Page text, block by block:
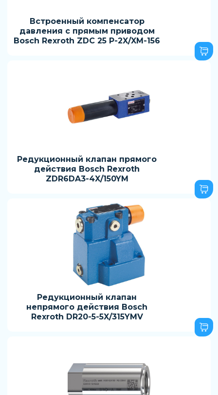
Встроенный компенсатор
давления с прямым приводом
Bosch Rexroth ZDC 25 P-2X/XM-156
Редукционный клапан прямого
действия Bosch Rexroth
ZDR6DA3-4X/150YM
Редукционный клапан
непрямого действия Bosch
Rexroth DR20-5-5X/315YMV